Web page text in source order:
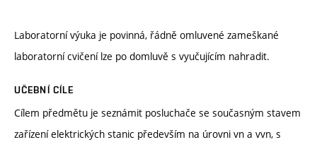
Laboratorní výuka je povinná, řádně omluvené zameškané
laboratorní cvičení lze po domluvě s vyučujícím nahradit.
UČEBNÍ CÍLE
Cílem předmětu je seznámit posluchače se současným stavem
zařízení elektrických stanic především na úrovni vn a vvn, s